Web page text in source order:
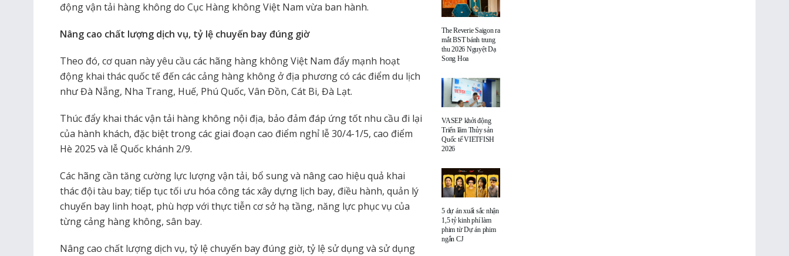
động vận tải hàng không do Cục Hàng không Việt Nam vừa ban hành.
Nâng cao chất lượng dịch vụ, tỷ lệ chuyến bay đúng giờ
Theo đó, cơ quan này yêu cầu các hãng hàng không Việt Nam đẩy mạnh hoạt
động khai thác quốc tế đến các cảng hàng không ở địa phương có các điểm du lịch
như Đà Nẵng, Nha Trang, Huế, Phú Quốc, Vân Đồn, Cát Bi, Đà Lạt.
Thúc đẩy khai thác vận tải hàng không nội địa, bảo đảm đáp ứng tốt nhu cầu đi lại
của hành khách, đặc biệt trong các giai đoạn cao điểm nghỉ lễ 30/4-1/5, cao điểm
Hè 2025 và lễ Quốc khánh 2/9.
Các hãng cần tăng cường lực lượng vận tải, bổ sung và nâng cao hiệu quả khai
thác đội tàu bay; tiếp tục tối ưu hóa công tác xây dựng lịch bay, điều hành, quản lý
chuyến bay linh hoạt, phù hợp với thực tiễn cơ sở hạ tầng, năng lực phục vụ của
từng cảng hàng không, sân bay.
Nâng cao chất lượng dịch vụ, tỷ lệ chuyến bay đúng giờ, tỷ lệ sử dụng và sử dụng
The Reverie Saigon ra
mắt BST bánh trung
thu 2026 Nguyệt Dạ
Song Hoa
VASEP khởi động
Triển lãm Thủy sản
Quốc tế VIETFISH
2026
5 dự án xuất sắc nhận
1,5 tỷ kinh phí làm
phim từ Dự án phim
ngắn CJ